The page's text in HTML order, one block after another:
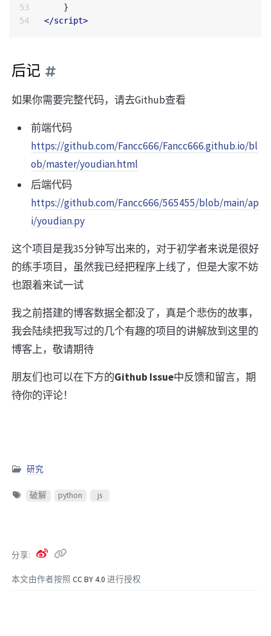
53
}
</script>
后记
如果你需要完整代码，请去Github查看
前端代码
https://github.com/Fancc666/Fancc666.github.io/bl
ob/master/youdian.html
后端代码
https://github.com/Fancc666/565455/blob/main/ap
i/youdian.py
这个项目是我35分钟写出来的，对于初学者来说是很好
的练手项目，虽然我已经把程序上线了，但是大家不妨
也跟着来试一试
我之前搭建的博客数据全都没了，真是个悲伤的故事，
我会陆续把我写过的几个有趣的项目的讲解放到这里的
博客上，敬请期待
朋友们也可以在下方的Github Issue中反馈和留言，期
待你的评论！
研究
破解 python js
本文由作者按照 CC BY 4.0 进行授权
分享